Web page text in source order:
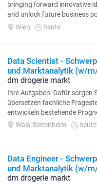
bringing forward innovative
and unlock future business
to stakeholders, but actively...
Wien heute
Data Scientist -
und Marktanalytik (w/
dm drogerie markt
Ihre Aufgaben: Dafür sorgen
übersetzen fachliche
entwickeln bestehende
Wals-Siezenheim
heute
Data Engineer -
und Marktanalytik (w/
dm drogerie markt